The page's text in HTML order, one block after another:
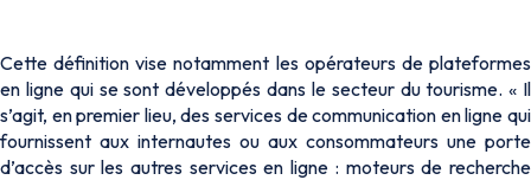
Cette définition vise notamment les opérateurs de plateformes
en ligne qui se sont développés dans le secteur du tourisme. « Il
s’agit, en premier lieu, des services de communication en ligne qui
fournissent aux internautes ou aux consommateurs une porte
d’accès sur les autres services en ligne : moteurs de recherche